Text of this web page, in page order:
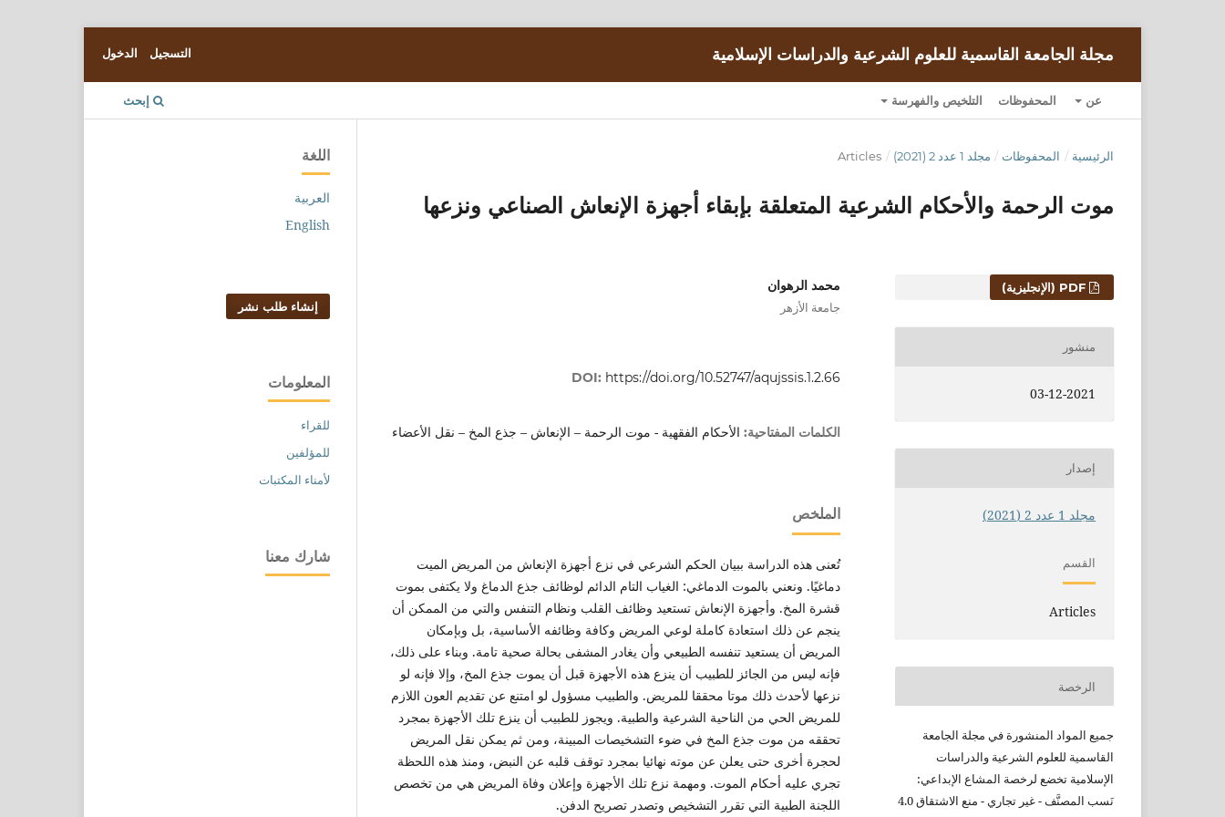
مجلة الجامعة القاسمية للعلوم الشرعية والدراسات الإسلامية
عن المحفوظات التلخيص والفهرسة إبحث
التسجيل الدخول
الرئيسية / المحفوظات / مجلد 1 عدد 2 (2021) /
Articles
موت الرحمة والأحكام الشرعية المتعلقة بإبقاء أجهزة الإنعاش الصناعي ونزعها
محمد الرهوان
جامعة الأزهر
DOI: https://doi.org/10.52747/aqujssis.1.2.66
الكلمات المفتاحية: الأحكام الفقهية - موت الرحمة – الإنعاش – جذع المخ – نقل الأعضاء
الملخص
تُعنى هذه الدراسة ببيان الحكم الشرعي في نزع أجهزة الإنعاش من المريض الميت
دماغيًا. ونعني بالموت الدماغي: الغياب التام الدائم لوظائف جذع الدماغ ولا يكتفى بموت
قشرة المخ. وأجهزة الإنعاش تستعيد وظائف القلب ونظام التنفس والتي من الممكن أن
ينجم عن ذلك استعادة كاملة لوعي المريض وكافة وظائفه الأساسية، بل وبإمكان
المريض أن يستعيد تنفسه الطبيعي وأن يغادر المشفى بحالة صحية تامة. وبناء على ذلك،
فإنه ليس من الجائز للطبيب أن ينزع هذه الأجهزة قبل أن يموت جذع المخ، وإلا فإنه لو
نزعها لأحدث ذلك موتا محققا للمريض. والطبيب مسؤول لو امتنع عن تقديم العون اللازم
للمريض الحي من الناحية الشرعية والطبية. ويجوز للطبيب أن ينزع تلك الأجهزة بمجرد
تحققه من موت جذع المخ في ضوء التشخيصات المبينة، ومن ثم يمكن نقل المريض
لحجرة أخرى حتى يعلن عن موته نهائيا بمجرد توقف قلبه عن النبض، ومنذ هذه اللحظة
تجري عليه أحكام الموت. ومهمة نزع تلك الأجهزة وإعلان وفاة المريض هي من تخصص
اللجنة الطبية التي تقرر التشخيص وتصدر تصريح الدفن.
التنزيلات
PDF (الإنجليزية)
منشور
03-12-2021
إصدار
مجلد 1 عدد 2 (2021)
القسم
Articles
الرخصة
جميع المواد المنشورة في مجلة الجامعة
القاسمية للعلوم الشرعية والدراسات
الإسلامية تخضع لرخصة المشاع الإبداعي:
نَسب المصنَّف - غير تجاري - منع
الاشتقاق 4.0
اللغة
العربية
English
إنشاء طلب نشر
المعلومات
للقراء
للمؤلفين
لأمناء المكتبات
شارك معنا